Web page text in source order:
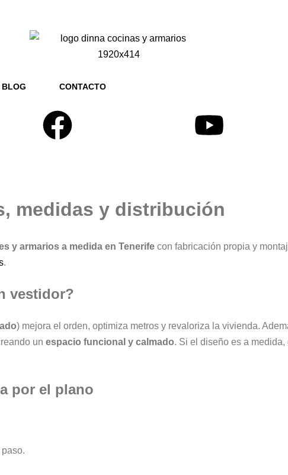
BLOG CONTACTO
medidas y distribución
y armarios a medida en Tenerife con fabricación propia y
.
vestidor?
) mejora el orden, optimiza metros y revaloriza la vivienda.
un espacio funcional y calmado. Si el diseño es a medida,
por el plano